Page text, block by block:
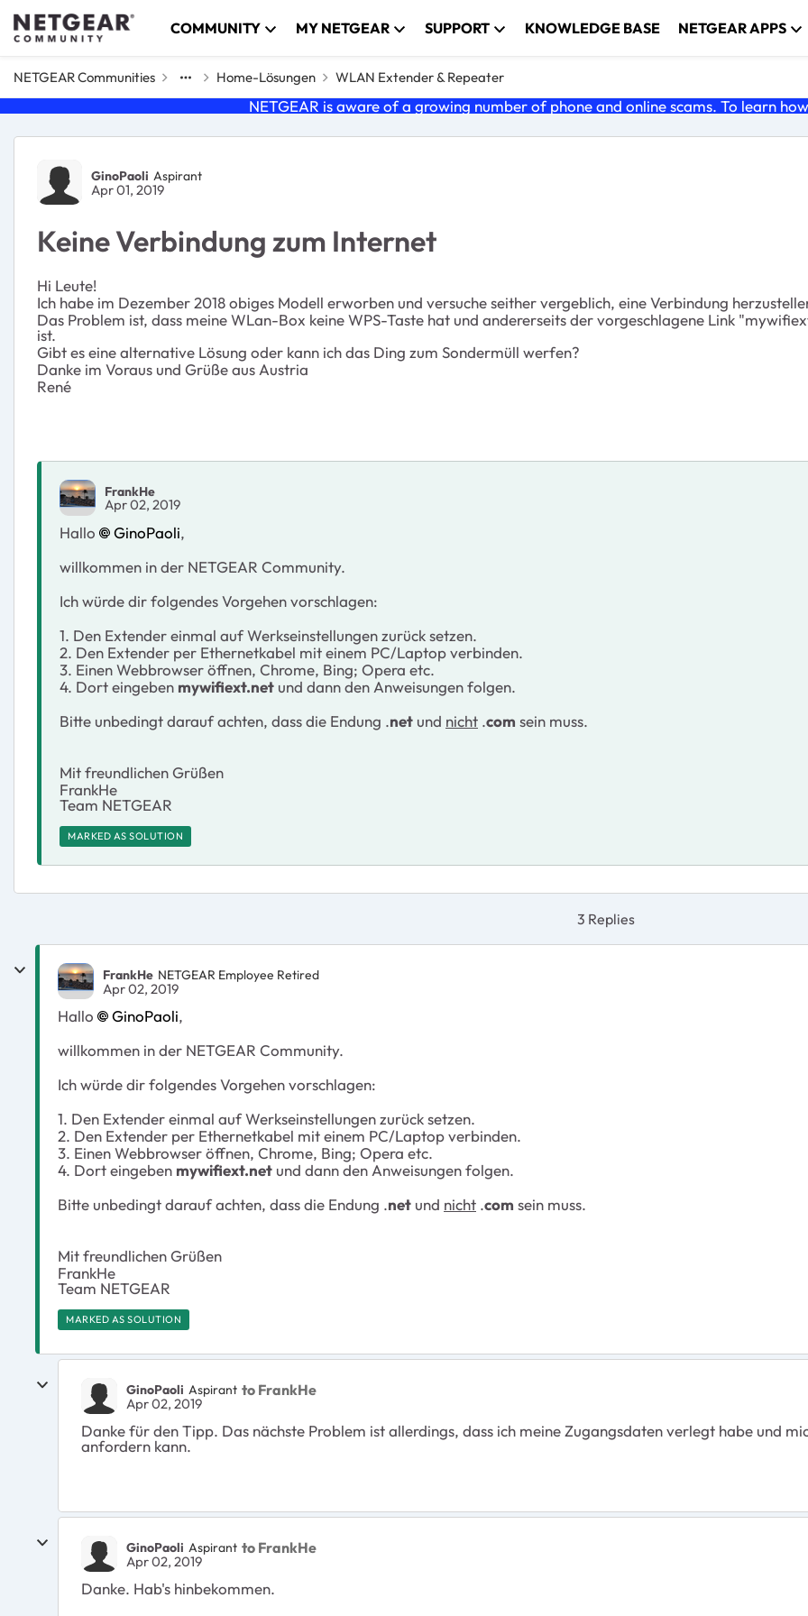
Skip to content COMMUNITY MY NETGEAR SUPPORT KNOWLEDGE BASE NETGEAR APPS
NETGEAR Communities Home-Lösungen WLAN Extender & Repeater
NETGEAR is aware of a growing number of phone and online scams. To learn
Forum Discussion
GinoPaoli Aspirant
Apr 01, 2019
Keine Verbindung zum Internet
Hi Leute!
Ich habe im Dezember 2018 obiges Modell erworben und versuche seither vergeblich, eine Verbindung
Das Problem ist, dass meine WLan-Box keine WPS-Taste hat und andererseits der vorgeschlagene Link
ist.
Gibt es eine alternative Lösung oder kann ich das Ding zum Sondermüll werfen?
Danke im Voraus und Grüße aus Austria
René
FrankHe
Apr 02, 2019
Hallo GinoPaoli,
willkommen in der NETGEAR Community.
Ich würde dir folgendes Vorgehen vorschlagen:
1. Den Extender einmal auf Werkseinstellungen zurück setzen.
2. Den Extender per Ethernetkabel mit einem PC/Laptop verbinden.
3. Einen Webbrowser öffnen, Chrome, Bing; Opera etc.
4. Dort eingeben mywifiext.net und dann den Anweisungen folgen.
Bitte unbedingt darauf achten, dass die Endung .net und nicht .com sein muss.
Mit freundlichen Grüßen
FrankHe
Team NETGEAR
MARKED AS SOLUTION
3 Replies
FrankHe NETGEAR Employee Retired
Apr 02, 2019
Hallo GinoPaoli,
willkommen in der NETGEAR Community.
Ich würde dir folgendes Vorgehen vorschlagen:
1. Den Extender einmal auf Werkseinstellungen zurück setzen.
2. Den Extender per Ethernetkabel mit einem PC/Laptop verbinden.
3. Einen Webbrowser öffnen, Chrome, Bing; Opera etc.
4. Dort eingeben mywifiext.net und dann den Anweisungen folgen.
Bitte unbedingt darauf achten, dass die Endung .net und nicht .com sein muss.
Mit freundlichen Grüßen
FrankHe
Team NETGEAR
MARKED AS SOLUTION
GinoPaoli Aspirant to FrankHe
Apr 02, 2019
Danke für den Tipp. Das nächste Problem ist allerdings, dass ich meine Zugangsdaten verlegt habe und
anfordern kann.
GinoPaoli Aspirant to FrankHe
Apr 02, 2019
Danke. Hab's hinbekommen.